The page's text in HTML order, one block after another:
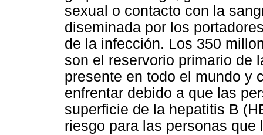
sexual o contacto con la
diseminada por los
de la infección. Los 350
son el reservorio primario de
presente en todo el mundo y
enfrentar debido a que las
superficie de la hepatitis B
riesgo para las personas que